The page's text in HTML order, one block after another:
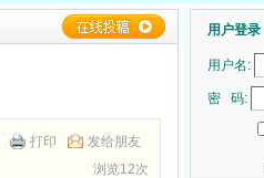
打印 发给朋友
浏览12次
用户登录
用户名:
密 码: